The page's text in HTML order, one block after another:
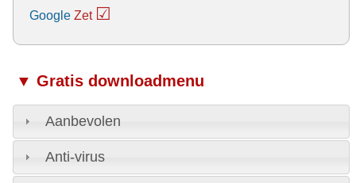
Google Zet ☑
▼ Gratis downloadmenu
Aanbevolen
Anti-virus